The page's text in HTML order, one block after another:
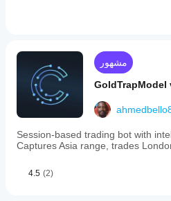
forex
such
as
EURUSD
and
GBPUSD
is
designed
perform
مشهور
GoldTrapModel
Session-based trading bot with
Captures Asia range, trades
4.5 (2)